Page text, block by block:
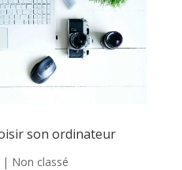
son ordinateur
| Non classé